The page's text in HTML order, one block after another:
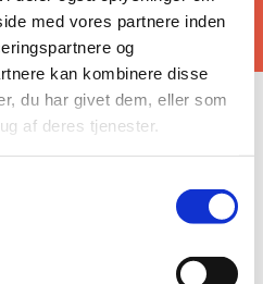
med vores partnere inden
og
kan kombinere disse
du har givet dem, eller som
af deres tjenester.
kl. 10.30 på skift i vores to
på udvalgte dage.
gudstjenester